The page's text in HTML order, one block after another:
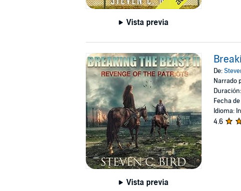
Vista previa
Vista previa
De:
Narrado
Fecha
Idioma:
4.6